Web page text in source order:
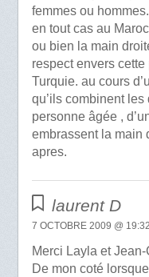
femmes ou
en tout cas au
ou bien la main
respect envers
Turquie. au cours
qu’ils combinent
personne âgée ,
embrassent la main
apres.
laurent D
7 OCTOBRE 2009 @ 19:32
Merci Layla et
De mon coté